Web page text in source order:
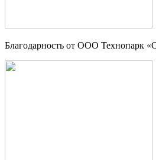
Благодарность от OOO Технопарк